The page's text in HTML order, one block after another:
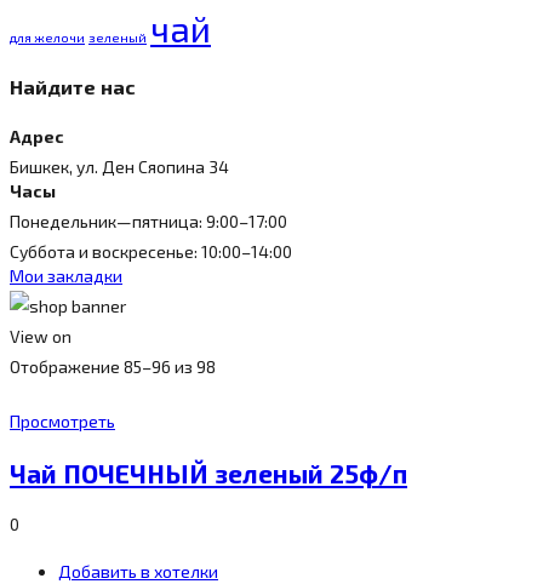
для желочи зеленый чай
Найдите нас
Адрес
Бишкек, ул. Ден Cяопина 34
Часы
Понедельник—пятница: 9:00–17:00
Суббота и воскресенье: 10:00–14:00
Мои закладки
View on
Отображение 85–96 из 98
Просмотреть
Чай ПОЧЕЧНЫЙ зеленый 25ф/п
0
Добавить в хотелки